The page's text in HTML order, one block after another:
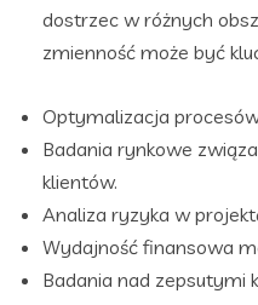
dostrzec w różnych
zmienność może być
Optymalizacja
Badania rynkowe
klientów.
Analiza ryzyka w
Wydajność finansowa
Badania nad zepsutymi